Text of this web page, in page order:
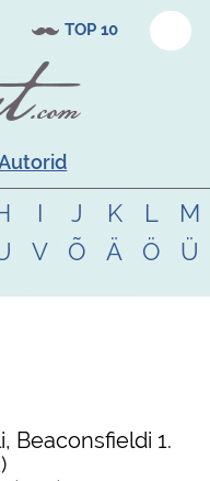
TOP 10
I J K L
M
V Õ Ä Ö Ü
Beaconsfieldi 1.
)